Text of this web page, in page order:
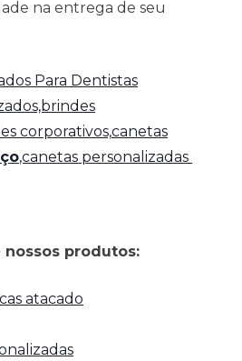
na entrega de seu
Para Dentistas
corporativos,canetas
,canetas personalizadas
nossos produtos:
atacado